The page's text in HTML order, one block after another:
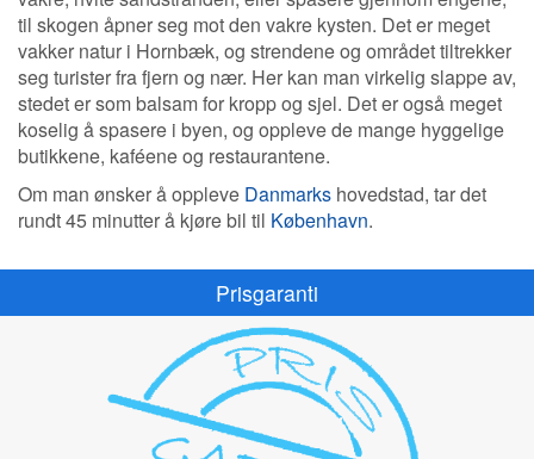
til skogen åpner seg mot den vakre kysten. Det er meget
vakker natur i Hornbæk, og strendene og området tiltrekker
seg turister fra fjern og nær. Her kan man virkelig slappe av,
stedet er som balsam for kropp og sjel. Det er også meget
koselig å spasere i byen, og oppleve de mange hyggelige
butikkene, kaféene og restaurantene.
Om man ønsker å oppleve Danmarks hovedstad, tar det
rundt 45 minutter å kjøre bil til København.
Prisgaranti